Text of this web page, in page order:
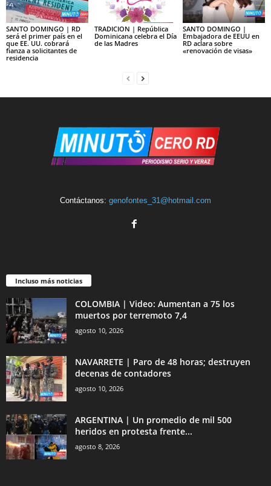
SANTO DOMINGO | RD
será el primer país en el
que EE. UU. cobrará
fianza a solicitantes de
residencia
TRADICION | República
Dominicana celebra el Día
de las Madres
SANTO DOMINGO |
Embajadora de EEUU en
RD aclara sobre
«renovación de visas»
Contáctanos: genofontes_31@hotmail.com
Incluso más noticias
COLOMBIA | Video: Aumentan a 75 los
muertos por terremoto 7,4
agosto 10, 2026
NAVARRETE | Paro de 48 horas; destruyen
decenas de contadores
agosto 10, 2026
ARGENTINA | Un promedio de mil 500
heridos en protesta frente...
agosto 8, 2026